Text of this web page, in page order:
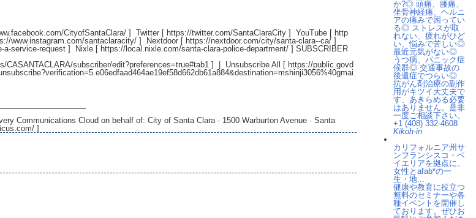
CityofSantaClara/ ] Twitter [ https://twitter.com/SantaClaraCity ] YouTube [ http
www.instagram.com/santaclaracity/ ] Nextdoor [ https://nextdoor.com/city/santa-clara--ca/ ]
a-service-request ] Nixle [ https://local.nixle.com/santa-clara-police-department/ ] SUBSCRIBER
CASANTACLARA/subscriber/edit?preferences=true#tab1 ] | Unsubscribe All [ https://public.govd
Communications Cloud on behalf of: City of Santa Clara · 1500 Warburton Avenue · Santa
]
か?◎ 頭痛、腰痛、
坐骨神経痛、ヘルニ
アの痛みで困ってい
る◎ ストレスが取
れない、疲れがひど
い、悩みで苦しい◎
最近元気がない◎
うつ病、パニック症
候群◎ 交通事故の
後遺症でつらい◎
抗がん剤治療の副作
用がキツイ大丈夫で
す、あきらめる必要
はありません。是非
一度ご相談下さい。
+1 (408) 332-4608
Kikoh-in
カリフォルニア州サ
ンフランシスコ・ベ
イエリアを拠点に、
女性とafab*の一
生・地...
健康や教育に役立つ
無料のセミナーや各
種イベントを開催し
ております。ぜひお